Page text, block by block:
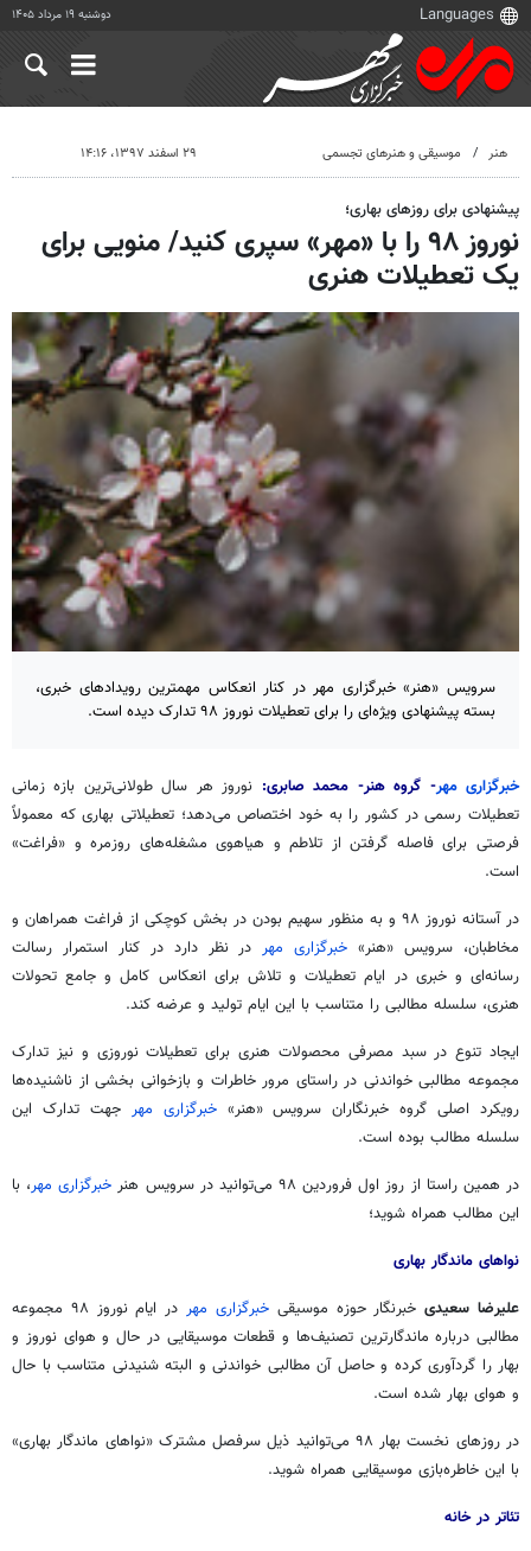
دوشنبه ۱۹ مرداد ۱۴۰۵
هنر موسیقی و هنرهای تجسمی ۲۹ اسفند ۱۳۹۷، ۱۴:۱۶
پیشنهادی برای روزهای بهاری؛
نوروز ۹۸ را با «مهر» سپری کنید/ منویی برای
یک تعطیلات هنری
سرویس «هنر» خبرگزاری مهر در کنار انعکاس مهمترین رویدادهای خبری،
بسته پیشنهادی ویژه‌ای را برای تعطیلات نوروز ۹۸ تدارک دیده است.
خبرگزاری مهر- گروه هنر- محمد صابری: نوروز هر سال طولانی‌ترین بازه زمانی
تعطیلات رسمی در کشور را به خود اختصاص می‌دهد؛ تعطیلاتی بهاری که معمولاً
فرصتی برای فاصله گرفتن از تلاطم و هیاهوی مشغله‌های روزمره و «فراغت»
است.
در آستانه نوروز ۹۸ و به منظور سهیم بودن در بخش کوچکی از فراغت همراهان و
مخاطبان، سرویس «هنر» خبرگزاری مهر در نظر دارد در کنار استمرار رسالت
رسانه‌ای و خبری در ایام تعطیلات و تلاش برای انعکاس کامل و جامع تحولات
هنری، سلسله مطالبی را متناسب با این ایام تولید و عرضه کند.
ایجاد تنوع در سبد مصرفی محصولات هنری برای تعطیلات نوروزی و نیز تدارک
مجموعه مطالبی خواندنی در راستای مرور خاطرات و بازخوانی بخشی از ناشنیده‌ها
رویکرد اصلی گروه خبرنگاران سرویس «هنر»خبرگزاری مهر جهت تدارک این
سلسله مطالب بوده است.
در همین راستا از روز اول فروردین ۹۸ می‌توانید در سرویس هنر
خبرگزاری مهر، با
این مطالب همراه شوید؛
نواهای ماندگار بهاری
علیرضا سعیدیخبرنگار حوزه موسیقیخبرگزاری مهر
در ایام نوروز ۹۸ مجموعه
مطالبی درباره ماندگارترین تصنیف‌ها و قطعات موسیقایی در حال و هوای نوروز و
بهار را گردآوری کرده و حاصل آن مطالبی خواندنی و البته شنیدنی متناسب با حال
و هوای بهار شده است.
در روزهای نخست بهار ۹۸ می‌توانید ذیل سرفصل مشترک «نواهای ماندگار بهاری»
با این خاطره‌بازی موسیقایی همراه شوید.
تئاتر در خانه